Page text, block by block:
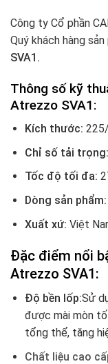
Công ty Cổ phần
Quý khách hàng sản
SVA1.
Thông số kỹ
Atrezzo SVA1:
Kích thước:
Chỉ số tải trọng:
Tốc độ tối đa:
Dòng sản phẩm:
Xuất xứ: Việt
Đặc điểm nổi
Atrezzo SVA1:
Độ bền lốp:Sử
được mài mòn
tổng thể, tăng
Chất liệu cao